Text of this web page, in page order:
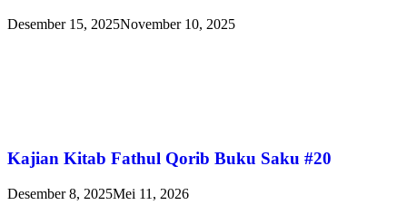
Desember 15, 2025November 10, 2025
Kajian Kitab Fathul Qorib Buku Saku #20
Desember 8, 2025Mei 11, 2026